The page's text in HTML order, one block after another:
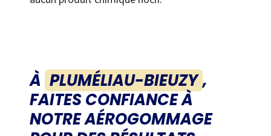
À PLUMÉLIAU-BIEUZY ,
FAITES CONFIANCE À
NOTRE AÉROGOMMAGE